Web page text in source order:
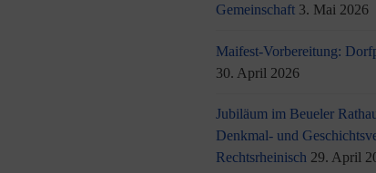
Gemeinschaft 3. Mai 2026
Maifest-Vorbereitung:
30. April 2026
Jubiläum im Beueler
Denkmal- und
Rechtsrheinisch 29. April